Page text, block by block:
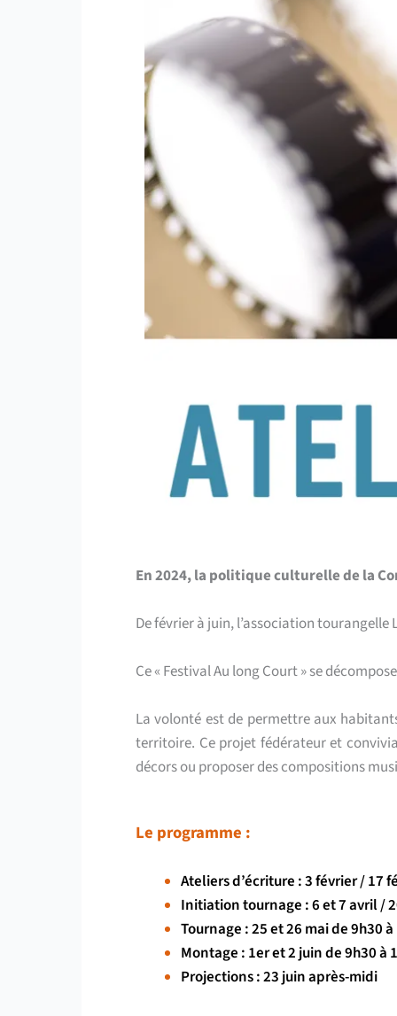
En 2024, la politique culturelle de la
De février à juin, l’association
Ce « Festival Au long Court » se
La volonté est de permettre aux
territoire. Ce projet fédérateur et
décors ou proposer des compositions
Le programme :
Ateliers d’écriture : 3 février / 17
Initiation tournage : 6 et 7 avril /
Tournage : 25 et 26 mai de 9h30
Montage : 1er et 2 juin de 9h30 à
Projections : 23 juin après-midi